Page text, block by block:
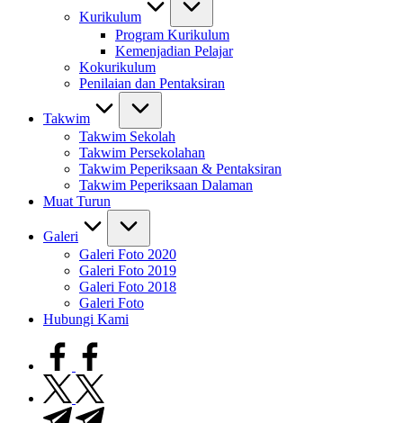
Kurikulum
Program Kurikulum
Kemenjadian Pelajar
Kokurikulum
Penilaian dan Pentaksiran
Takwim
Takwim Sekolah
Takwim Persekolahan
Takwim Peperiksaan & Pentaksiran
Takwim Peperiksaan Dalaman
Muat Turun
Galeri
Galeri Foto 2020
Galeri Foto 2019
Galeri Foto 2018
Galeri Foto
Hubungi Kami
facebook.com
twitter.com
t.me